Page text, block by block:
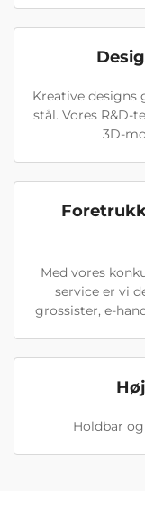
Kreative
stål. Vores R&D-
3D-
Med vores
service er vi
grossister, e-
Holdbar